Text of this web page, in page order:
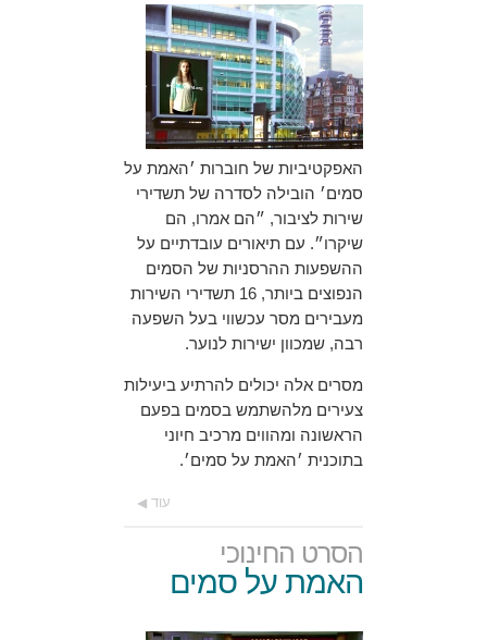
האפקטיביות של חוברות ׳האמת על
סמים׳ הובילה לסדרה של תשדירי
שירות לציבור, ״הם אמרו, הם
שיקרו״. עם תיאורים עובדתיים על
ההשפעות ההרסניות של הסמים
הנפוצים ביותר, 16 תשדירי השירות
מעבירים מסר עכשווי בעל השפעה
רבה, שמכוון ישירות לנוער.
מסרים אלה יכולים להרתיע ביעילות
צעירים מלהשתמש בסמים בפעם
הראשונה ומהווים מרכיב חיוני
בתוכנית ׳האמת על סמים׳.
עוד
הסרט החינוכי
האמת על סמים